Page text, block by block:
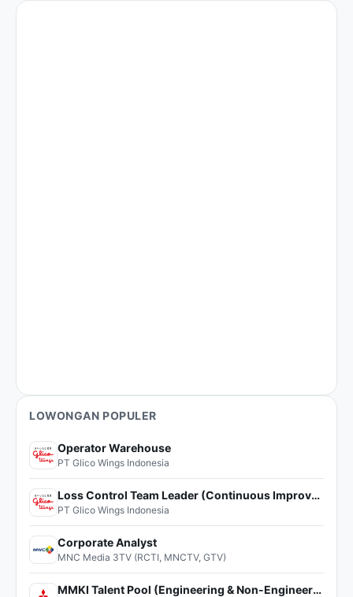
LOWONGAN POPULER
Operator Warehouse
PT Glico Wings Indonesia
Loss Control Team Leader (Continuous Improvement)
PT Glico Wings Indonesia
Corporate Analyst
MNC Media 3TV (RCTI, MNCTV, GTV)
MMKI Talent Pool (Engineering & Non-Engineering)